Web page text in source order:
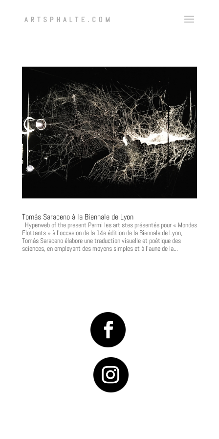
Tomás Saraceno à la Biennale de Lyon
Hyperweb of the present Parmi les artistes présentés pour « Mondes
Flottants » à l’occasion de la 14e édition de la Biennale de Lyon,
Tomás Saraceno élabore une traduction visuelle et poétique des
sciences, en employant des moyens simples et à l’aune de la...